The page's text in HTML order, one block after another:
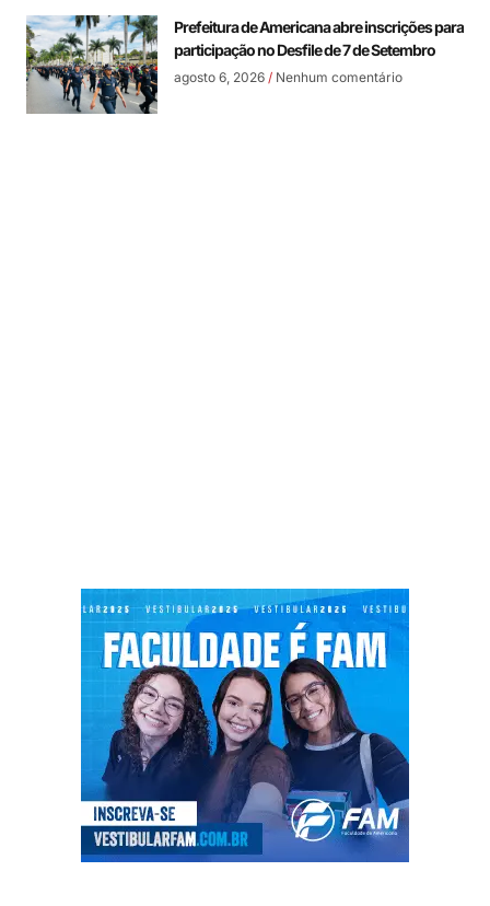
Prefeitura de Americana abre inscrições para
participação no Desfile de 7 de Setembro
agosto 6, 2026 Nenhum comentário